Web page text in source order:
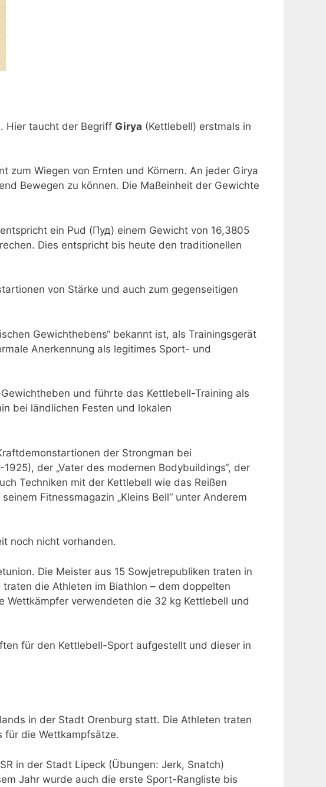
Hier taucht der Begriff Girya (Kettlebell) erstmals in
zum Wiegen von Ernten und Körnern. An jeder Girya
Bewegen zu können. Die Maßeinheit der Gewichte
entspricht ein Pud (Пуд) einem Gewicht von 16,3805
Dies entspricht bis heute den traditionellen
von Stärke und auch zum gegenseitigen
Gewichthebens“ bekannt ist, als Trainingsgerät
Anerkennung als legitimes Sport- und
und führte das Kettlebell-Training als
bei ländlichen Festen und lokalen
der Strongman bei
der „Vater des modernen Bodybuildings“, der
Techniken mit der Kettlebell wie das Reißen
seinem Fitnessmagazin „Kleins Bell“ unter Anderem
noch nicht vorhanden.
Die Meister aus 15 Sowjetrepubliken traten in
die Athleten im Biathlon – dem doppelten
Wettkämpfer verwendeten die 32 kg Kettlebell und
für den Kettlebell-Sport aufgestellt und dieser in
in der Stadt Orenburg statt. Die Athleten traten
für die Wettkampfsätze.
in der Stadt Lipeck (Übungen: Jerk, Snatch)
Jahr wurde auch die erste Sport-Rangliste bis